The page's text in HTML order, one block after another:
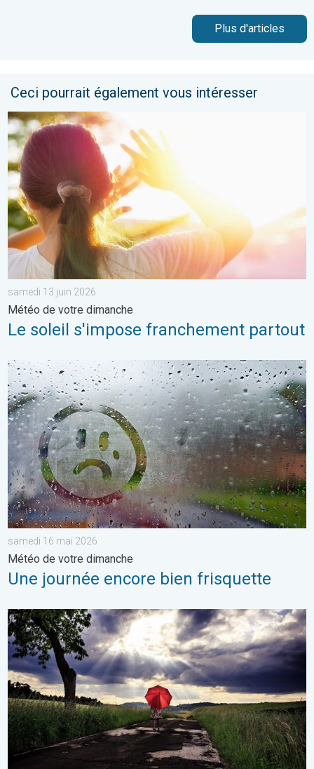
Plus d'articles
Ceci pourrait également vous intéresser
Le soleil s'impose franchement partout. Météo de votre
samedi 13 juin 2026
Météo de votre dimanche
Le soleil s'impose franchement partout
Une journée encore bien frisquette. Météo de votre
samedi 16 mai 2026
Météo de votre dimanche
Une journée encore bien frisquette
Vers un ciel devenant plus changeant. Météo de votre